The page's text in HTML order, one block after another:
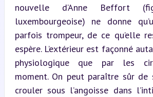
nouvelle d’Anne Beffort
luxembourgeoise) ne donne
parfois trompeur, de ce qu’elle
espère. L’extérieur est façonné
physiologique que par les
moment. On peut paraître sûr
crouler sous l’angoisse dans